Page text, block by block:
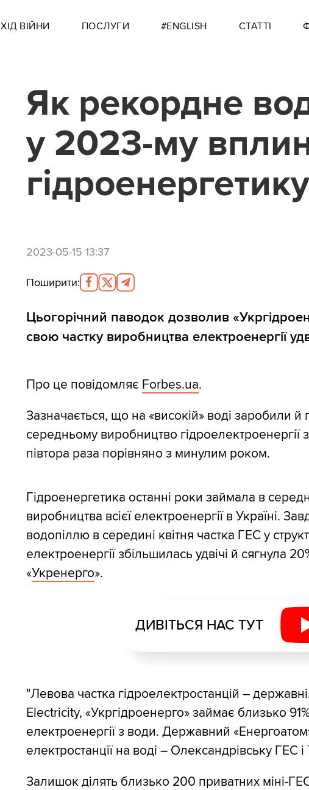
ХІД ВІЙНИ ПОСЛУГИ #ENGLISH СТАТТІ
Як рекордне
у 2023-му
гідроенергетику
2023-05-15 13:37
Поширити:
Цьогорічний паводок дозволив
свою частку виробництва електроенергії
Про це повідомляє Forbes.ua.
Зазначається, що на «високій» воді заробили й
середньому виробництво
півтора раза порівняно з минулим роком.
Гідроенергетика останні роки займала в
виробництва всієї електроенергії в Україні.
водопіллю в середині квітня частка ГЕС у
електроенергії збільшилась удвічі й сягнула
«Укренерго».
ДИВІТЬСЯ НАС ТУТ
"Левова частка гідроелектростанцій –
Electricity, «Укргідроенерго» займає близько
електроенергії з води. Державний
електростанції на воді – Олександрівську ГЕС
Залишок ділять близько 200 приватних міні-